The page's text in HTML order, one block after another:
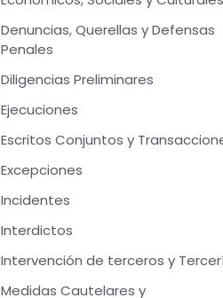
Denuncias, Querellas y Defensas
Penales
Diligencias Preliminares
Ejecuciones
Escritos Conjuntos y
Excepciones
Incidentes
Interdictos
Intervención de terceros y
Medidas Cautelares y